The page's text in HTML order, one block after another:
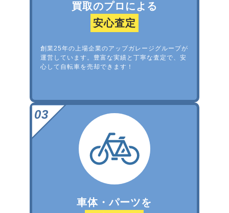
買取のプロによる
安心査定
創業25年の上場企業のアップガレージグループが
運営しています。豊富な実績と丁寧な査定で、安
心して自転車を売却できます！
車体・パーツを